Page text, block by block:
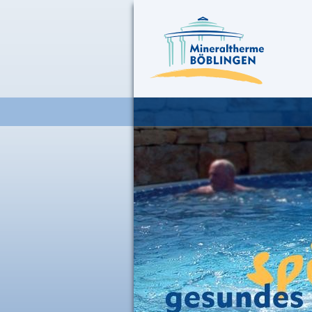
Thermalbad
Unsere Wasserangebote
Unser Thermalwasser
Impressionen
Sauna
Classic-Sauna
Saunagarten
Unsere Saunen